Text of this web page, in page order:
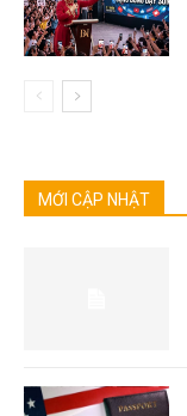
MỚI CẬP NHẬT